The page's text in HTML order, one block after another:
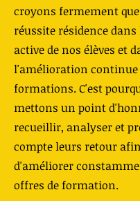
croyons fermement
réussite résidence dans
active de nos élèves et
l'amélioration continue
formations. C'est
mettons un point
recueillir, analyser et
compte leurs retour
d'améliorer
offres de formation.